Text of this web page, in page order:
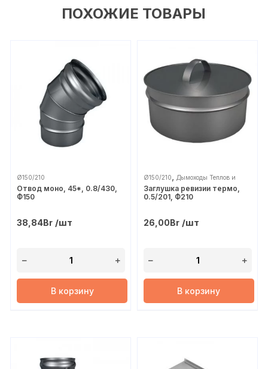
ПОХОЖИЕ ТОВАРЫ
Ø150/210
Отвод моно, 45*, 0.8/430,
Ф150
38,84Br /шт
В корзину
Ø150/210, Дымоходы Теплов и
Сухов
Заглушка ревизии термо,
0.5/201, Ф210
26,00Br/шт
В корзину